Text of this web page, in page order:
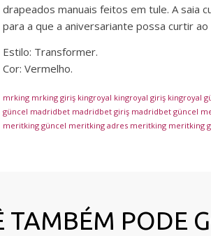
drapeados manuais feitos em tule. A saia
para a que a aniversariante possa curtir
Estilo: Transformer.
Cor: Vermelho.
mrking mrking giriş kingroyal kingroyal giriş kingroyal
güncel madridbet madridbet giriş madridbet güncel
meritking güncel meritking adres meritking meritking
TAMBÉM PODE